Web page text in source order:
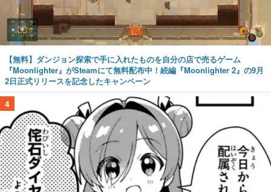
【無料】ダンジョン探索で手に入れたものを自分の店で売るゲーム
『Moonlighter』がSteamにて無料配布中！続編『Moonlighter 2』の9月
2日正式リリースを記念したキャンペーン
4